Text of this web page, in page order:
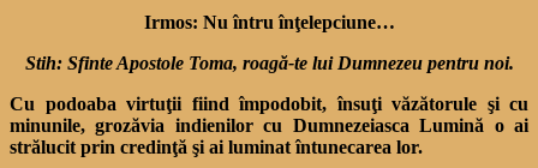
Irmos: Nu întru înţelepciune…
Stih: Sfinte Apostole Toma, roagă-te lui Dumnezeu pentru noi.
Cu podoaba virtuţii fiind împodobit, însuţi văzătorule şi cu
minunile, grozăvia indienilor cu Dumnezeiasca Lu­mină o ai
strălucit prin credin­ţă şi ai luminat întunecarea lor.